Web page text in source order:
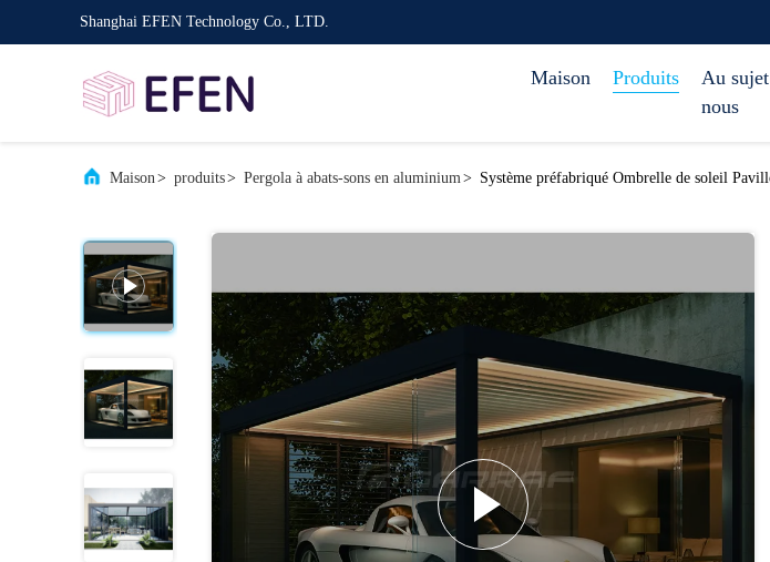
Shanghai EFEN Technology Co., LTD.
Maison Produits
Au
nous
Maison> produits> Pergola à abats-sons en aluminium> Système préfabriqué Ombrelle de soleil